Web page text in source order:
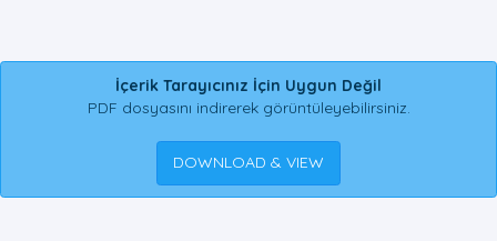
İçerik Tarayıcınız İçin Uygun Değil
PDF dosyasını indirerek görüntüleyebilirsiniz.
DOWNLOAD & VIEW